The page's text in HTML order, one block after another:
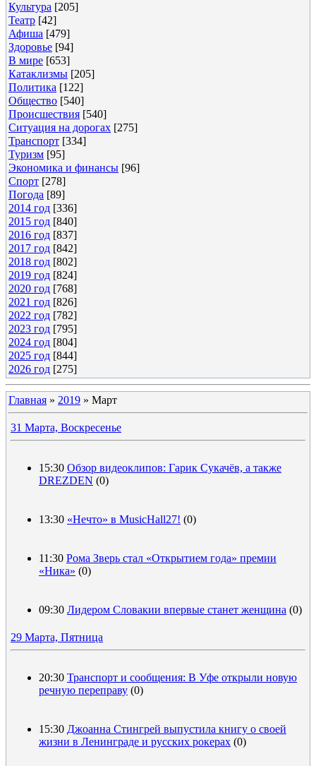
Культура [205]
Театр [42]
Афиша [479]
Здоровье [94]
В мире [653]
Катаклизмы [205]
Политика [122]
Общество [540]
Происшествия [540]
Ситуация на дорогах [275]
Транспорт [334]
Туризм [95]
Экономика и финансы [96]
Спорт [278]
Погода [89]
2014 год [336]
2015 год [840]
2016 год [837]
2017 год [842]
2018 год [802]
2019 год [824]
2020 год [768]
2021 год [826]
2022 год [782]
2023 год [795]
2024 год [804]
2025 год [844]
2026 год [275]
Главная » 2019 » Март
31 Марта, Воскресенье
15:30 Обзор видеоклипов: Гарик Сукачёв, а также
DREZDEN (0)
13:30 «Нечто» в MusicHall27! (0)
11:30 Рома Зверь стал «Открытием года» премии
«Ника» (0)
09:30 Лидером Словакии впервые станет женщина (0)
29 Марта, Пятница
20:30 Транспорт и сообщения: В Уфе открыли новую
речную переправу (0)
15:30 Джоанна Стингрей выпустила книгу о своей
жизни в Ленинграде и русских рокерах (0)